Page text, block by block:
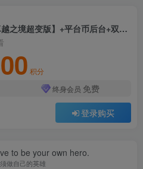
经典三网H5游戏【奇迹H5之卓越之境超变版】+平台币后台+双GM授权后台+简易安卓APK+Linux手工服务端+详细搭建教程
积分
终身会员 免费
登录购买
to be your own hero.
做自己的英雄